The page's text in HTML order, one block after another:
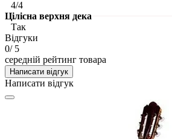
4/4
Цілісна верхня дека
Так
Відгуки
0/ 5
середній рейтинг товара
Написати відгук
Написати відгук